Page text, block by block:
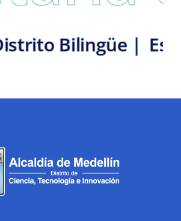
| Medellín: Distrito